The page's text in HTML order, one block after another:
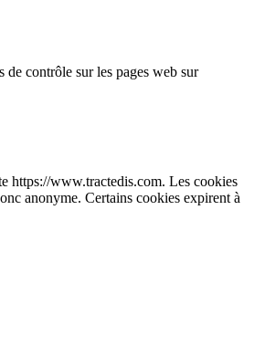
de contrôle sur les pages web sur
https://www.tractedis.com. Les cookies
anonyme. Certains cookies expirent à